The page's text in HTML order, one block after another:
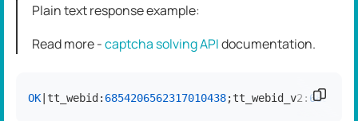
Plain text response example:
Read more -captcha solving APIdоcumentation.
OK |tt_webid: 6854206562317010438;tt_webid_v2: 复制代